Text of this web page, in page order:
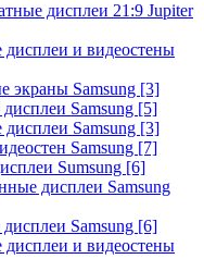
дисплеи 21:9 Jupiter
и видеостены
экраны Samsung [3]
Samsung [5]
Samsung [3]
Samsung [7]
Sumsung [6]
дисплеи Samsung
Samsung [6]
и видеостены